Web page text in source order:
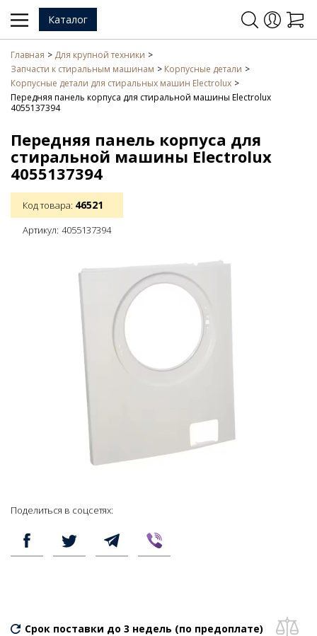
Каталог
Главная
Для крупной техники
Запчасти к стиральным машинам
Корпусные детали
Корпусные детали для стиральных машин Electrolux
Передняя панель корпуса для стиральной машины Electrolux
4055137394
Передняя панель корпуса для
стиральной машины Electrolux
4055137394
Код товара: 46521
Артикул: 4055137394
Поделиться в соцсетях:
Срок поставки до 3 недель (по предоплате)